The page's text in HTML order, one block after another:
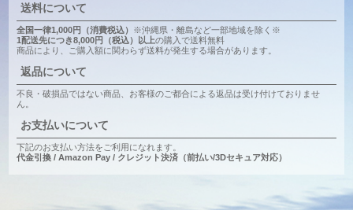
送料について
全国一律1,000円（消費税込） ※沖縄県・離島など一部地域を除く※
1配送先につき8,000円（税込）以上の購入で送料無料
商品により、ご購入額に関わらず送料が発生する場合があります。
返品について
不良・破損品ではない商品、お客様のご都合による返品は受け付けておりませ
ん。
お支払いについて
下記のお支払い方法をご利用になれます。
代金引換 / Amazon Pay / クレジット決済（前払い/3Dセキュア対応）